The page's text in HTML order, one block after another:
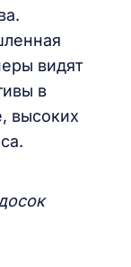
видят
в
высоких